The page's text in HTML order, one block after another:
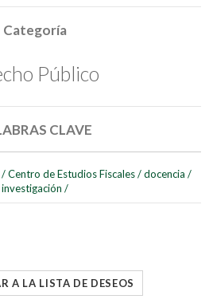
Categoría
Público
CLAVE
/Centro de Estudios Fiscales/docencia /
investigación /
A LA LISTA DE DESEOS